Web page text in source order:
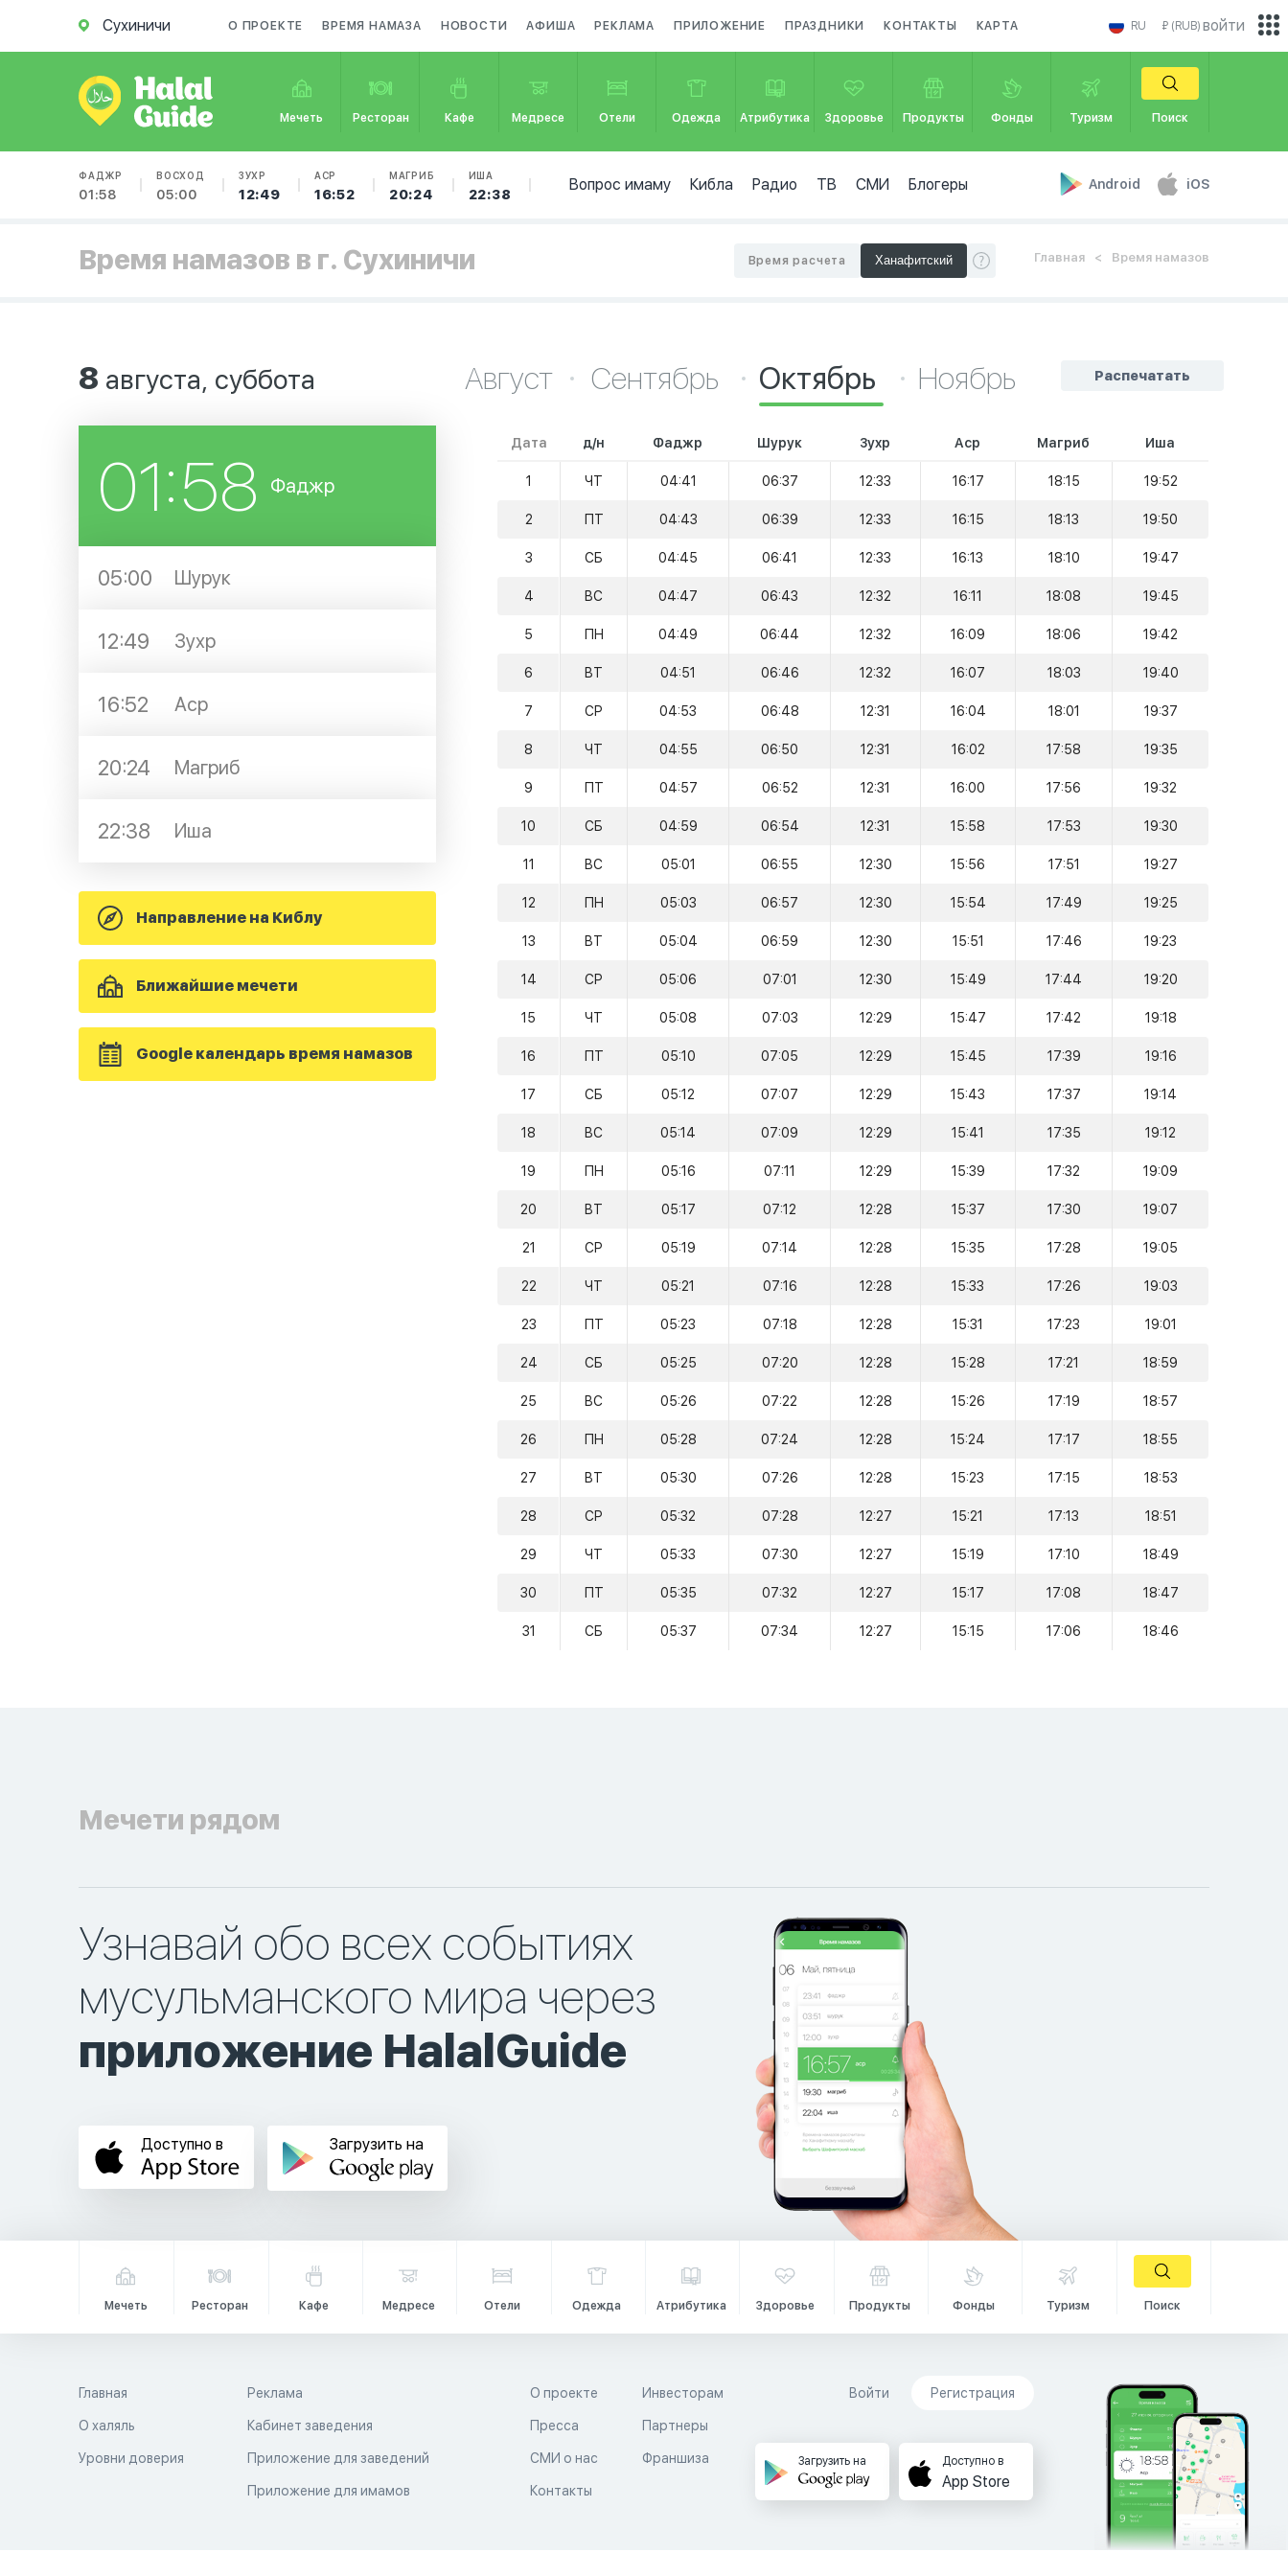
Сухиничи О ПРОЕКТЕ ВРЕМЯ НАМАЗА НОВОСТИ АФИША РЕКЛАМА ПРИЛОЖЕНИЕ ПРАЗДНИКИ КОНТАКТЫ КАРТА RU ₽ (RUB)
Мечеть Ресторан Кафе Медресе Отели Одежда Атрибутика Здоровье Продукты Фонды Туризм Поиск
ФАДЖР
01:58
ВОСХОД
05:00
ЗУХР
12:49
АСР
16:52
МАГРИБ
20:24
ИША
22:38
Вопрос имаму Кибла Радио ТВ СМИ Блогеры Android iOS
войти
Время намазов в г. Сухиничи Главная Время намазов
Время расчета
8 августа, суббота
01:58 Фаджр
05:00 Шурук
12:49 Зухр
16:52 Аср
20:24 Магриб
22:38 Иша
Направление на Киблу
Ближайшие мечети
Google календарь время намазов
Распечатать
Август Сентябрь Октябрь Ноябрь
Дата д/н Фаджр Шурук Зухр Аср Магриб Иша
1 ЧТ 04:41 06:37 12:33 16:17 18:15 19:52
2 ПТ 04:43 06:39 12:33 16:15 18:13 19:50
3 СБ 04:45 06:41 12:33 16:13 18:10 19:47
4 ВС 04:47 06:43 12:32 16:11 18:08 19:45
5 ПН 04:49 06:44 12:32 16:09 18:06 19:42
6 ВТ 04:51 06:46 12:32 16:07 18:03 19:40
7 СР 04:53 06:48 12:31 16:04 18:01 19:37
8 ЧТ 04:55 06:50 12:31 16:02 17:58 19:35
9 ПТ 04:57 06:52 12:31 16:00 17:56 19:32
10 СБ 04:59 06:54 12:31 15:58 17:53 19:30
11 ВС 05:01 06:55 12:30 15:56 17:51 19:27
12 ПН 05:03 06:57 12:30 15:54 17:49 19:25
13 ВТ 05:04 06:59 12:30 15:51 17:46 19:23
14 СР 05:06 07:01 12:30 15:49 17:44 19:20
15 ЧТ 05:08 07:03 12:29 15:47 17:42 19:18
16 ПТ 05:10 07:05 12:29 15:45 17:39 19:16
17 СБ 05:12 07:07 12:29 15:43 17:37 19:14
18 ВС 05:14 07:09 12:29 15:41 17:35 19:12
19 ПН 05:16 07:11 12:29 15:39 17:32 19:09
20 ВТ 05:17 07:12 12:28 15:37 17:30 19:07
21 СР 05:19 07:14 12:28 15:35 17:28 19:05
22 ЧТ 05:21 07:16 12:28 15:33 17:26 19:03
23 ПТ 05:23 07:18 12:28 15:31 17:23 19:01
24 СБ 05:25 07:20 12:28 15:28 17:21 18:59
25 ВС 05:26 07:22 12:28 15:26 17:19 18:57
26 ПН 05:28 07:24 12:28 15:24 17:17 18:55
27 ВТ 05:30 07:26 12:28 15:23 17:15 18:53
28 СР 05:32 07:28 12:27 15:21 17:13 18:51
29 ЧТ 05:33 07:30 12:27 15:19 17:10 18:49
30 ПТ 05:35 07:32 12:27 15:17 17:08 18:47
31 СБ 05:37 07:34 12:27 15:15 17:06 18:46
Мечети рядом
Узнавай обо всех событиях
мусульманского мира через
приложение HalalGuide
Доступно в Загрузить на
Мечеть Ресторан Кафе Медресе Отели Одежда Атрибутика Здоровье Продукты Фонды Туризм Поиск
Главная
О халяль
Уровни доверия
Реклама
Кабинет заведения
Приложение для заведений
Приложение для имамов
О проекте
Пресса
СМИ о нас
Контакты
Инвесторам
Партнеры
Франшиза
Войти Регистрация
Загрузить на Доступно в
App Store